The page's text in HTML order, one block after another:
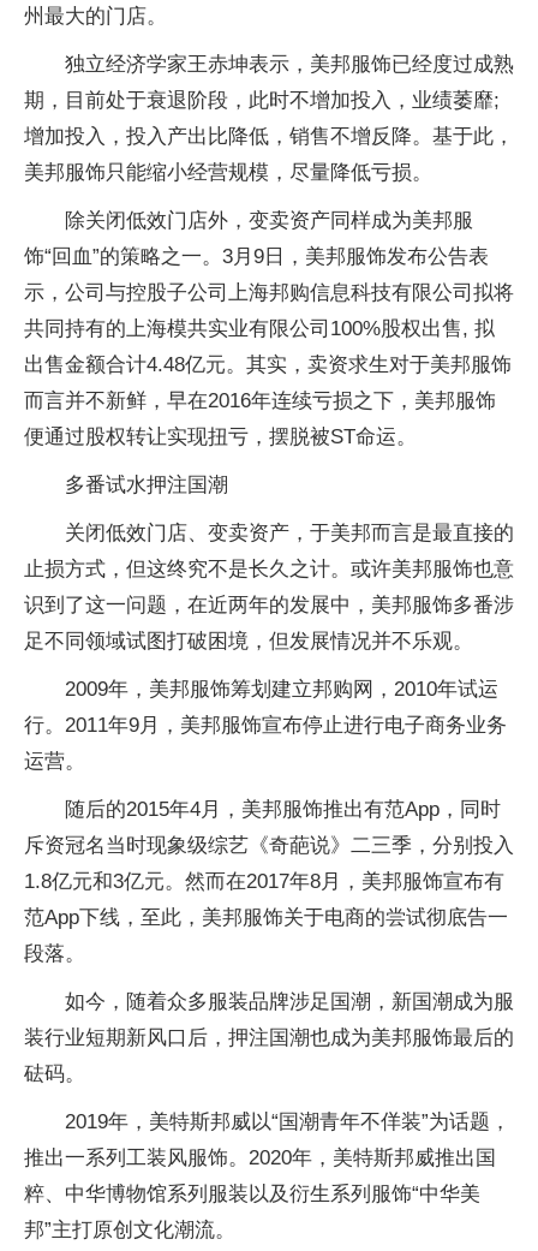
州最大的门店。
独立经济学家王赤坤表示，美邦服饰已经度过成熟
期，目前处于衰退阶段，此时不增加投入，业绩萎靡;
增加投入，投入产出比降低，销售不增反降。基于此，
美邦服饰只能缩小经营规模，尽量降低亏损。
除关闭低效门店外，变卖资产同样成为美邦服
饰“回血”的策略之一。3月9日，美邦服饰发布公告表
示，公司与控股子公司上海邦购信息科技有限公司拟将
共同持有的上海模共实业有限公司100%股权出售, 拟
出售金额合计4.48亿元。其实，卖资求生对于美邦服饰
而言并不新鲜，早在2016年连续亏损之下，美邦服饰
便通过股权转让实现扭亏，摆脱被ST命运。
多番试水押注国潮
关闭低效门店、变卖资产，于美邦而言是最直接的
止损方式，但这终究不是长久之计。或许美邦服饰也意
识到了这一问题，在近两年的发展中，美邦服饰多番涉
足不同领域试图打破困境，但发展情况并不乐观。
2009年，美邦服饰筹划建立邦购网，2010年试运
行。2011年9月，美邦服饰宣布停止进行电子商务业务
运营。
随后的2015年4月，美邦服饰推出有范App，同时
斥资冠名当时现象级综艺《奇葩说》二三季，分别投入
1.8亿元和3亿元。然而在2017年8月，美邦服饰宣布有
范App下线，至此，美邦服饰关于电商的尝试彻底告一
段落。
如今，随着众多服装品牌涉足国潮，新国潮成为服
装行业短期新风口后，押注国潮也成为美邦服饰最后的
砝码。
2019年，美特斯邦威以“国潮青年不佯装”为话题，
推出一系列工装风服饰。2020年，美特斯邦威推出国
粹、中华博物馆系列服装以及衍生系列服饰“中华美
邦”主打原创文化潮流。